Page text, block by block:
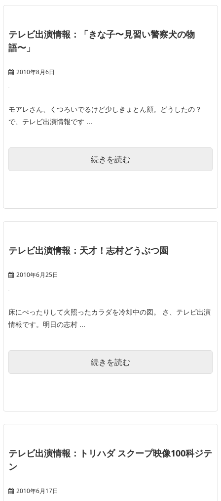
テレビ出演情報：「きな子〜見習い警察犬の物
語〜」
2010年8月6日
モアレさん、くつろいでるけど少しきょとん顔。どうしたの？
で、テレビ出演情報です ...
続きを読む
テレビ出演情報：天才！志村どうぶつ園
2010年6月25日
床にぺったりして火照ったカラダを冷却中の図。 さ、テレビ出演
情報です。明日の志村 ...
続きを読む
テレビ出演情報：トリハダ スクープ映像100科ジテ
ン
2010年6月17日